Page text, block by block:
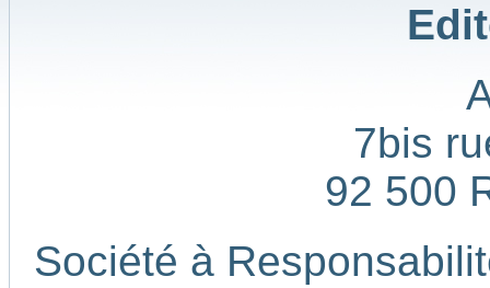
7bis
92 500
Société à